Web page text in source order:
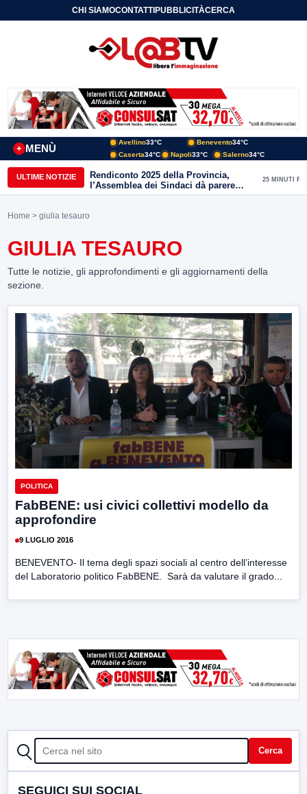
CHI SIAMOCONTATTIPUBBLICITÀCERCA
MENÙ
+
Avellino33°C Benevento34°C
Caserta34°C Napoli33°C Salerno34°C
ULTIME NOTIZIE
Rendiconto 2025 della Provincia,
l’Assemblea dei Sindaci dà parere
favorevole all’unanimità
25 MINUTI FA
Home > giulia tesauro
GIULIA TESAURO
Tutte le notizie, gli approfondimenti e gli aggiornamenti della
sezione.
POLITICA
FabBENE: usi civici collettivi modello da
approfondire
9 LUGLIO 2016
BENEVENTO- Il tema degli spazi sociali al centro dell’interesse
del Laboratorio politico FabBENE. Sarà da valutare il grado...
CERCA Cerca
SEGUICI SUI SOCIAL